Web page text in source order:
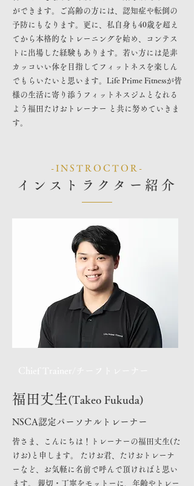
ができます。ご高齢の方には、認知症や転倒の
予防にもなります。更に、私自身も40歳を超え
てから本格的なトレーニングを始め、コンテス
トに出場した経験もあります。若い方には是非
カッコいい体を目指してフィットネスを楽しん
でもらいたいと思います。Life Prime Fitnessが皆
様の生活に寄り添うフィットネスジムとなれる
よう福田たけおトレーナー と共に努めていきま
す。
-INSTROCTOR-
インストラクター紹介
福田丈生 (Takeo Fukuda)
NSCA認定パーソナルトレーナー
皆さま、こんにちは！トレーナーの福田丈生(た
けお)と申します。 たけお君、たけおトレーナ
ーなど、お気軽に名前で呼んで頂ければと思い
ます。 親切・丁寧をモットーに、年齢やトレー